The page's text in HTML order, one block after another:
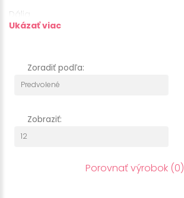
Dália
Ukázať viac
Zoradiť podľa:
Zobraziť:
Porovnať výrobok (0)